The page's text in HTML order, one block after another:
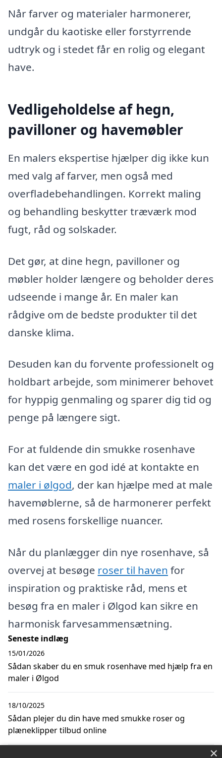
Når farver og materialer harmonerer,
undgår du kaotiske eller forstyrrende
udtryk og i stedet får en rolig og elegant
have.
Vedligeholdelse af hegn,
pavilloner og havemøbler
En malers ekspertise hjælper dig ikke kun
med valg af farver, men også med
overfladebehandlingen. Korrekt maling
og behandling beskytter træværk mod
fugt, råd og solskader.
Det gør, at dine hegn, pavilloner og
møbler holder længere og beholder deres
udseende i mange år. En maler kan
rådgive om de bedste produkter til det
danske klima.
Desuden kan du forvente professionelt og
holdbart arbejde, som minimerer behovet
for hyppig genmaling og sparer dig tid og
penge på længere sigt.
For at fuldende din smukke rosenhave
kan det være en god idé at kontakte en
maler i ølgod, der kan hjælpe med at male
havemøblerne, så de harmonerer perfekt
med rosens forskellige nuancer.
Når du planlægger din nye rosenhave, så
overvej at besøge roser til haven for
inspiration og praktiske råd, mens et
besøg fra en maler i Ølgod kan sikre en
harmonisk farvesammensætning.
Seneste indlæg
Sådan skaber du en smuk rosenhave med hjælp fra en
maler i Ølgod
15/01/2026
Sådan plejer du din have med smukke roser og
plæneklipper tilbud online
18/10/2025
×